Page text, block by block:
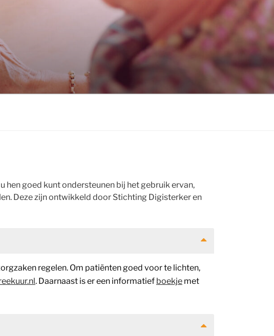
hen goed kunt ondersteunen bij het gebruik ervan,
Deze zijn ontwikkeld door Stichting Digisterker en
regelen. Om patiënten goed voor te lichten,
. Daarnaast is er een informatief boekje met